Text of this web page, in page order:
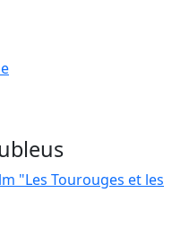
"Les Tourouges et les